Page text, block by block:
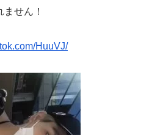
せん！
HuuVJ/